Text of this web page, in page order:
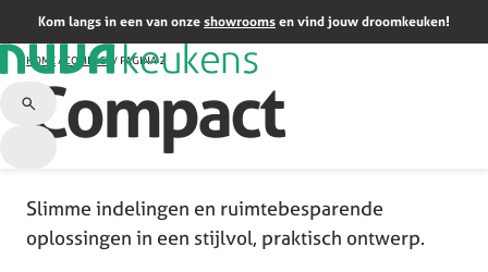
Kom langs in een van onze showrooms en vind jouw droomkeuken!
HOME/ COMPACT / PAGINA 2
Compact
Slimme indelingen en ruimtebesparende
oplossingen in een stijlvol, praktisch ontwerp.